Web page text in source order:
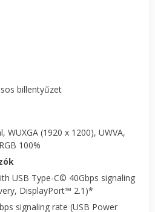
billentyűzet
WUXGA (1920 x 1200), UWVA,
100%
USB Type-C© 40Gbps signaling
DisplayPort™ 2.1)*
signaling rate (USB Power